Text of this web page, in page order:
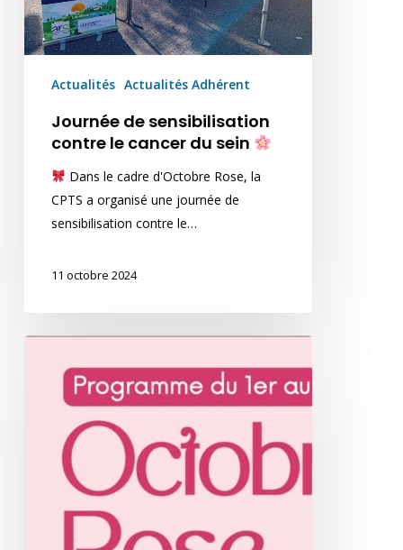
sein
Actualités Actualités Adhérent
Journée de sensibilisation
contre le cancer du sein
Dans le cadre d'Octobre Rose, la
CPTS a organisé une journée de
sensibilisation contre le…
11 octobre 2024
l’occasion